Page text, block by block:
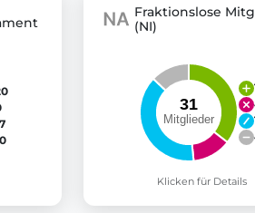
Fraktionslose
(NI)
Klicken für Details